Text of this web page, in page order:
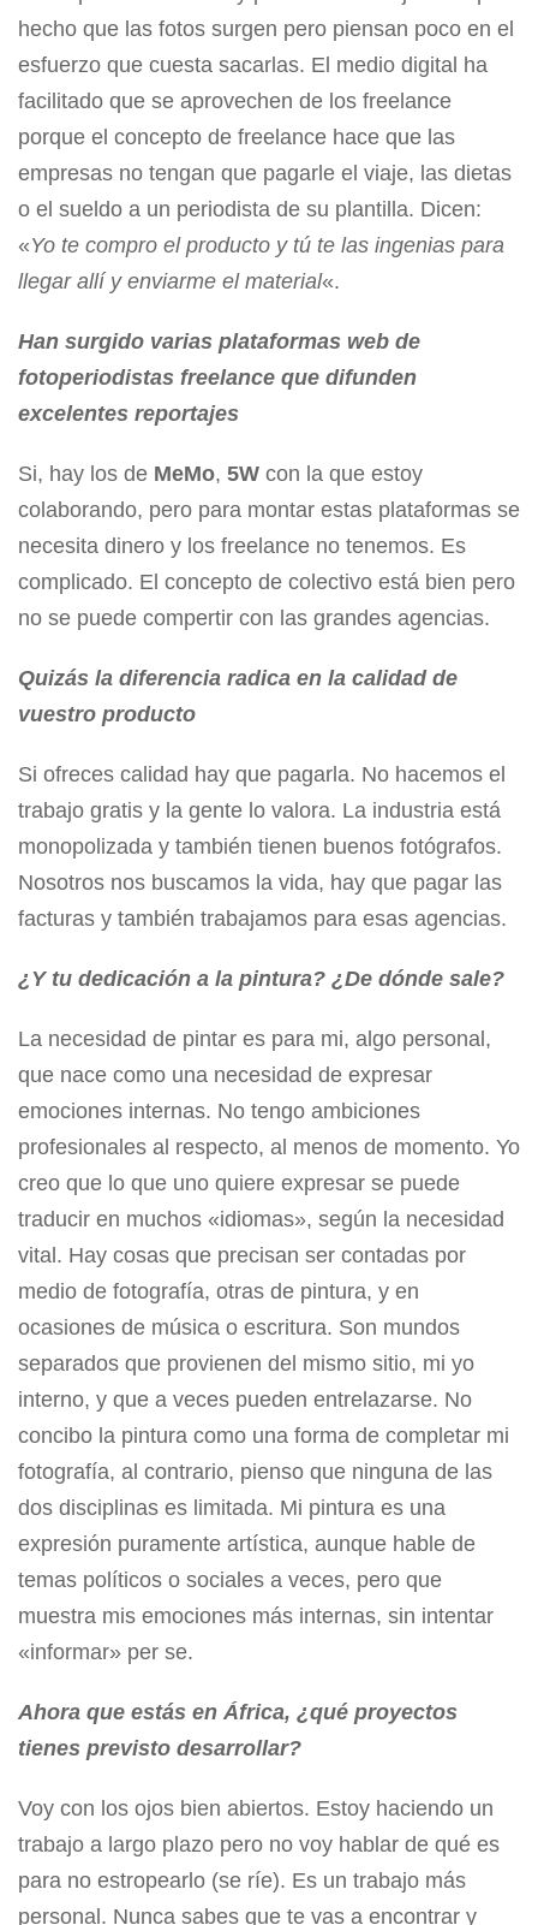
hecho que las fotos surgen pero piensan poco en el
esfuerzo que cuesta sacarlas. El medio digital ha
facilitado que se aprovechen de los freelance
porque el concepto de freelance hace que las
empresas no tengan que pagarle el viaje, las dietas
o el sueldo a un periodista de su plantilla. Dicen:
«Yo te compro el producto y tú te las ingenias para
llegar allí y enviarme el material«.
Han surgido varias plataformas web de
fotoperiodistas freelance que difunden
excelentes reportajes
Si, hay los de MeMo, 5W con la que estoy
colaborando, pero para montar estas plataformas se
necesita dinero y los freelance no tenemos. Es
complicado. El concepto de colectivo está bien pero
no se puede compertir con las grandes agencias.
Quizás la diferencia radica en la calidad de
vuestro producto
Si ofreces calidad hay que pagarla. No hacemos el
trabajo gratis y la gente lo valora. La industria está
monopolizada y también tienen buenos fotógrafos.
Nosotros nos buscamos la vida, hay que pagar las
facturas y también trabajamos para esas agencias.
¿Y tu dedicación a la pintura? ¿De dónde sale?
La necesidad de pintar es para mi, algo personal,
que nace como una necesidad de expresar
emociones internas. No tengo ambiciones
profesionales al respecto, al menos de momento. Yo
creo que lo que uno quiere expresar se puede
traducir en muchos «idiomas», según la necesidad
vital. Hay cosas que precisan ser contadas por
medio de fotografía, otras de pintura, y en
ocasiones de música o escritura. Son mundos
separados que provienen del mismo sitio, mi yo
interno, y que a veces pueden entrelazarse. No
concibo la pintura como una forma de completar mi
fotografía, al contrario, pienso que ninguna de las
dos disciplinas es limitada. Mi pintura es una
expresión puramente artística, aunque hable de
temas políticos o sociales a veces, pero que
muestra mis emociones más internas, sin intentar
«informar» per se.
Ahora que estás en África, ¿qué proyectos
tienes previsto desarrollar?
Voy con los ojos bien abiertos. Estoy haciendo un
trabajo a largo plazo pero no voy hablar de qué es
para no estropearlo (se ríe). Es un trabajo más
personal. Nunca sabes que te vas a encontrar y